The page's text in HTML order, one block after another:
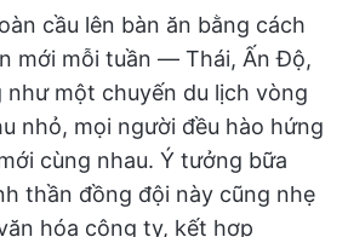
cầu lên bàn ăn bằng cách
mới mỗi tuần — Thái, Ấn Độ,
như một chuyến du lịch vòng
nhỏ, mọi người đều hào hứng
cùng nhau. Ý tưởng bữa
thần đồng đội này cũng nhẹ
hóa công ty, kết hợp